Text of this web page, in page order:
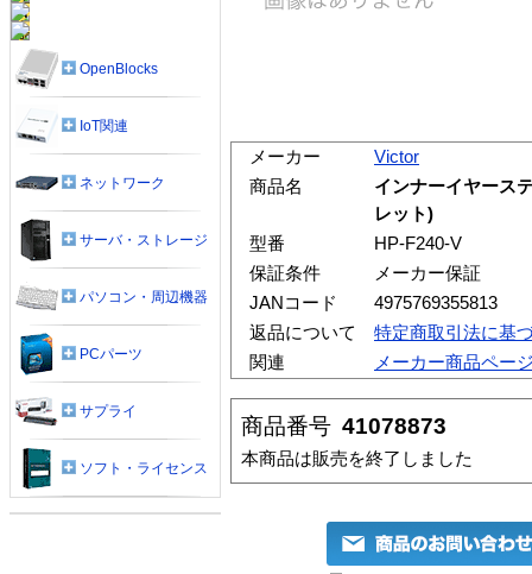
メーカー
Victor
商品名
インナーイヤース
レット)
型番
HP-F240-V
保証条件
メーカー保証
JANコード
4975769355813
返品について
特定商取引法に基
関連
メーカー商品ペー
商品番号 41078873
本商品は販売を終了しました
OpenBlocks
IoT関連
ネットワーク
サーバ・ストレージ
パソコン・周辺機器
PCパーツ
サプライ
ソフト・ライセンス